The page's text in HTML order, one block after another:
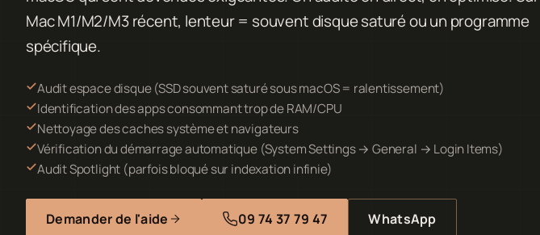
Mac M1/M2/M3 récent, lenteur = souvent disque saturé ou un programme
spécifique.
Audit espace disque (SSD souvent saturé sous macOS = ralentissement)
Identification des apps consommant trop de RAM/CPU
Nettoyage des caches système et navigateurs
Vérification du démarrage automatique (System Settings → General → Login Items)
Audit Spotlight (parfois bloqué sur indexation infinie)
Demander de l'aide 09 74 37 79 47 WhatsApp